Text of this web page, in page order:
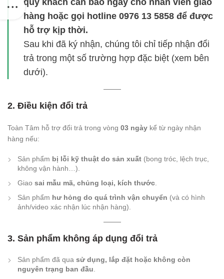
quý khách cần báo ngay cho nhân viên giao
hàng hoặc gọi hotline 0976 13 5858 để được
hỗ trợ kịp thời.
Sau khi đã ký nhận, chúng tôi chỉ tiếp nhận đổi
trả trong một số trường hợp đặc biệt (xem bên
dưới).
2. Điều kiện đổi trả
Toàn Tâm hỗ trợ đổi trả trong vòng 03 ngày kể từ ngày nhận
hàng nếu:
Sản phẩm bị lỗi kỹ thuật do sản xuất (bong tróc, lệch trục,
không vận hành…).
Giao sai mẫu mã, chủng loại, kích thước
Sản phẩm hư hỏng do quá trình vận chuyển (và có hình
ảnh/video xác nhận lúc nhận hàng).
3. Sản phẩm không áp dụng đổi trả
Sản phẩm đã qua sử dụng, lắp đặt hoặc không còn
nguyên trạng ban đầu